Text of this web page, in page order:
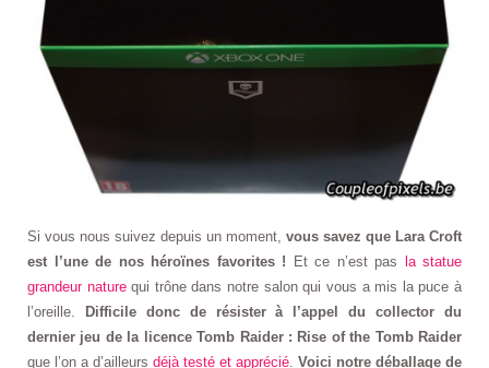
Si vous nous suivez depuis un moment, vous savez que Lara Croft
est l’une de nos héroïnes favorites ! Et ce n’est pas
la statue
grandeur naturequi trône dans notre salon qui vous a mis la puce à
l’oreille.
Difficile donc de résister à l’appel du collector du
dernier jeu de la licence Tomb Raider : Rise of the Tomb Raider
que l’on a d’ailleurs déjà testé et apprécié. Voici notre déballage de